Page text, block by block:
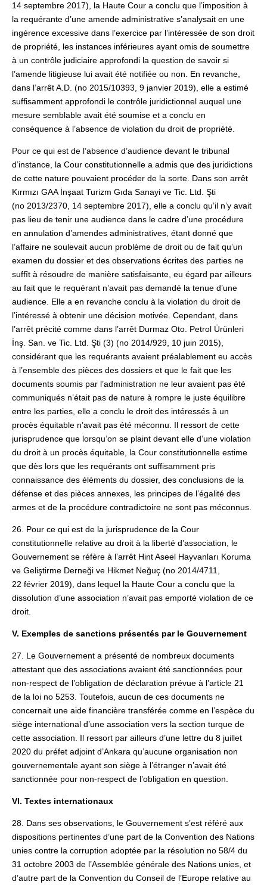
14 septembre 2017), la Haute Cour a conclu que l’imposition à
la requérante d’une amende administrative s’analysait en une
ingérence excessive dans l’exercice par l’intéressée de son droit
de propriété, les instances inférieures ayant omis de soumettre
à un contrôle judiciaire approfondi la question de savoir si
l’amende litigieuse lui avait été notifiée ou non. En revanche,
dans l’arrêt A.D. (no 2015/10393, 9 janvier 2019), elle a estimé
suffisamment approfondi le contrôle juridictionnel auquel une
mesure semblable avait été soumise et a conclu en
conséquence à l’absence de violation du droit de propriété.
Pour ce qui est de l’absence d’audience devant le tribunal
d’instance, la Cour constitutionnelle a admis que des juridictions
de cette nature pouvaient procéder de la sorte. Dans son arrêt
Kırmızı GAA İnşaat Turizm Gıda Sanayi ve Tic. Ltd. Şti
(no 2013/2370, 14 septembre 2017), elle a conclu qu’il n’y avait
pas lieu de tenir une audience dans le cadre d’une procédure
en annulation d’amendes administratives, étant donné que
l’affaire ne soulevait aucun problème de droit ou de fait qu’un
examen du dossier et des observations écrites des parties ne
suffît à résoudre de manière satisfaisante, eu égard par ailleurs
au fait que le requérant n’avait pas demandé la tenue d’une
audience. Elle a en revanche conclu à la violation du droit de
l’intéressé à obtenir une décision motivée. Cependant, dans
l’arrêt précité comme dans l’arrêt Durmaz Oto. Petrol Ürünleri
İnş. San. ve Tic. Ltd. Şti (3) (no 2014/929, 10 juin 2015),
considérant que les requérants avaient préalablement eu accès
à l’ensemble des pièces des dossiers et que le fait que les
documents soumis par l’administration ne leur avaient pas été
communiqués n’était pas de nature à rompre le juste équilibre
entre les parties, elle a conclu le droit des intéressés à un
procès équitable n’avait pas été méconnu. Il ressort de cette
jurisprudence que lorsqu’on se plaint devant elle d’une violation
du droit à un procès équitable, la Cour constitutionnelle estime
que dès lors que les requérants ont suffisamment pris
connaissance des éléments du dossier, des conclusions de la
défense et des pièces annexes, les principes de l’égalité des
armes et de la procédure contradictoire ne sont pas méconnus.
26. Pour ce qui est de la jurisprudence de la Cour
constitutionnelle relative au droit à la liberté d’association, le
Gouvernement se réfère à l’arrêt Hint Aseel Hayvanları Koruma
ve Geliştirme Derneği ve Hikmet Neğuç (no 2014/4711,
22 février 2019), dans lequel la Haute Cour a conclu que la
dissolution d’une association n’avait pas emporté violation de ce
droit.
V. Exemples de sanctions présentés par le Gouvernement
27. Le Gouvernement a présenté de nombreux documents
attestant que des associations avaient été sanctionnées pour
non-respect de l’obligation de déclaration prévue à l’article 21
de la loi no 5253. Toutefois, aucun de ces documents ne
concernait une aide financière transférée comme en l’espèce du
siège international d’une association vers la section turque de
cette association. Il ressort par ailleurs d’une lettre du 8 juillet
2020 du préfet adjoint d’Ankara qu’aucune organisation non
gouvernementale ayant son siège à l’étranger n’avait été
sanctionnée pour non-respect de l’obligation en question.
VI. Textes internationaux
28. Dans ses observations, le Gouvernement s’est référé aux
dispositions pertinentes d’une part de la Convention des Nations
unies contre la corruption adoptée par la résolution no 58/4 du
31 octobre 2003 de l’Assemblée générale des Nations unies, et
d’autre part de la Convention du Conseil de l’Europe relative au